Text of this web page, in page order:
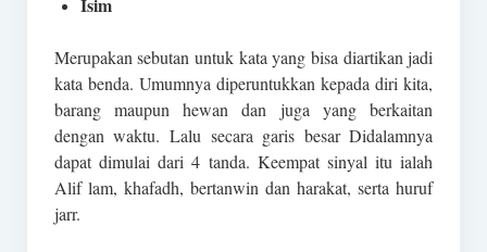
Merupakan sebutan untuk kata yang bisa diartikan jadi
kata benda. Umumnya diperuntukkan kepada diri kita,
barang maupun hewan dan juga yang berkaitan
dengan waktu. Lalu secara garis besar Didalamnya
dapat dimulai dari 4 tanda. Keempat sinyal itu ialah
Alif lam, khafadh, bertanwin dan harakat, serta huruf
jarr.